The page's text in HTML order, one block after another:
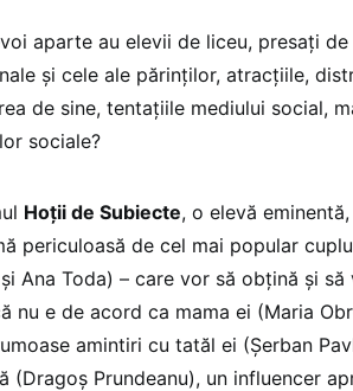
aparte au elevii de liceu, presați
și cele ale părinților, atracțiile,
de sine, tentațiile mediului social,
sociale?
Hoții de Subiecte, o elevă
periculoasă de cel mai popular
Ana Toda) – care vor să obțină și
nu e de acord ca mama ei (Maria
amintiri cu tatăl ei (Șerban
(Dragoș Prundeanu), un influencer